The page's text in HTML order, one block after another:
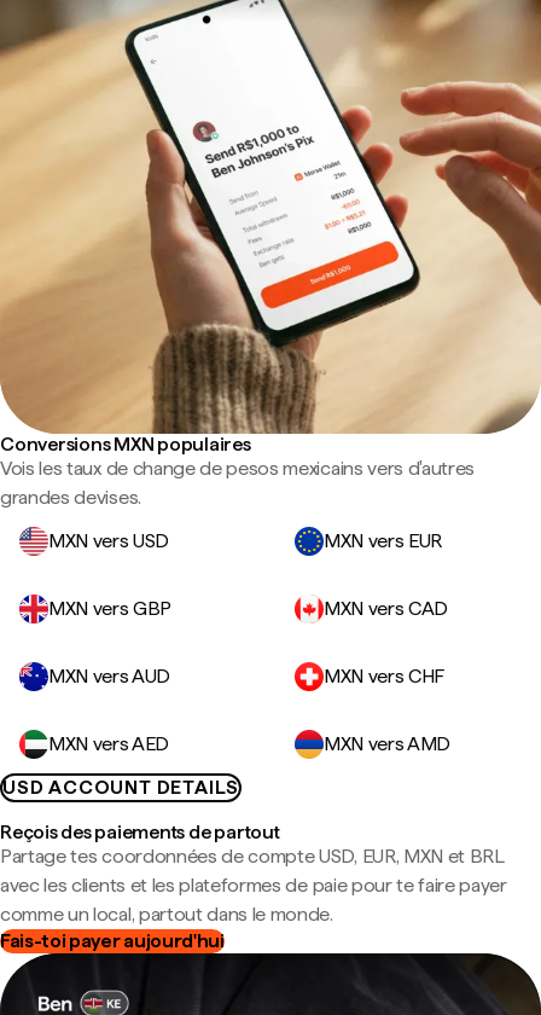
Conversions MXN populaires
Vois les taux de change de pesos mexicains vers d'autres
grandes devises.
MXN vers USD
MXN vers EUR
MXN vers GBP MXN vers CAD
MXN vers AUD MXN vers CHF
MXN vers AED
MXN vers AMD
USD ACCOUNT DETAILS
Reçois des paiements de partout
Partage tes coordonnées de compte USD, EUR, MXN et BRL
avec les clients et les plateformes de paie pour te faire payer
comme un local, partout dans le monde.
Fais-toi payer aujourd'hui